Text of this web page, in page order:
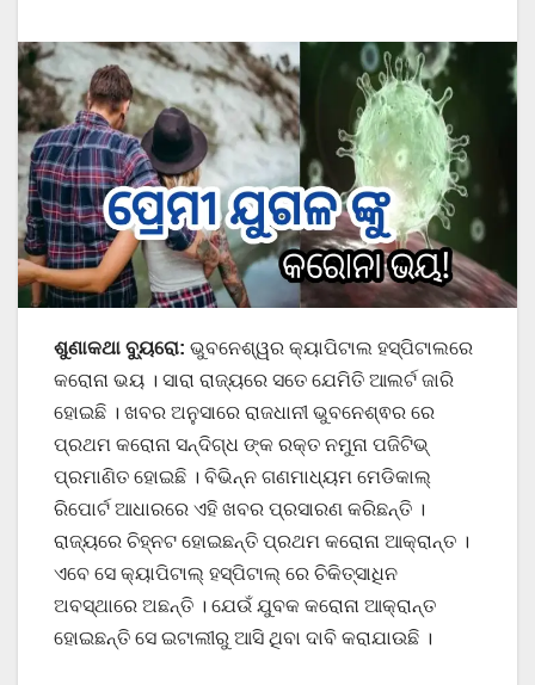
ଶୁଣାକଥା ବ୍ୟୁରୋ: ଭୁବନେଶ୍ୱର କ୍ୟାପିଟାଲ ହସ୍ପିଟାଲରେ
କରୋନା ଭୟ । ସାରା ରାଜ୍ୟରେ ସତେ ଯେମିତି ଆଲର୍ଟ ଜାରି
ହୋଇଛି । ଖବର ଅନୁସାରେ ରାଜଧାନୀ ଭୁବନେଶ୍ଵର ରେ
ପ୍ରଥମ କରୋନା ସନ୍ଦିଗ୍ଧ ଙ୍କ ରକ୍ତ ନମୁନା ପଜିଟିଭ୍
ପ୍ରମାଣିତ ହୋଇଛି । ବିଭିନ୍ନ ଗଣମାଧ୍ୟମ ମେଡିକାଲ୍
ରିପୋର୍ଟ ଆଧାରରେ ଏହି ଖବର ପ୍ରସାରଣ କରିଛନ୍ତି ।
ରାଜ୍ୟରେ ଚିହ୍ନଟ ହୋଇଛନ୍ତି ପ୍ରଥମ କରୋନା ଆକ୍ରାନ୍ତ ।
ଏବେ ସେ କ୍ୟାପିଟାଲ୍ ହସ୍ପିଟାଲ୍ ରେ ଚିକିତ୍ସାଧିନ
ଅବସ୍ଥାରେ ଅଛନ୍ତି । ଯେଉଁ ଯୁବକ କରୋନା ଆକ୍ରାନ୍ତ
ହୋଇଛନ୍ତି ସେ ଇଟାଲୀରୁ ଆସି ଥିବା ଦାବି କରାଯାଉଛି ।